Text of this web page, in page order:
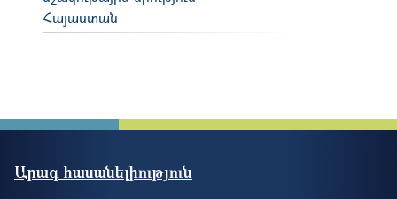
Հայաստան
Արագ հասանելիություն